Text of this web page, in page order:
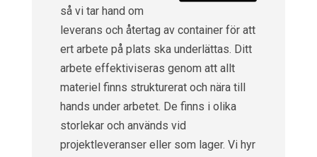
så vi tar hand om
leverans och återtag av container för att
ert arbete på plats ska underlättas. Ditt
arbete effektiviseras genom att allt
materiel finns strukturerat och nära till
hands under arbetet. De finns i olika
storlekar och används vid
projektleveranser eller som lager. Vi hyr